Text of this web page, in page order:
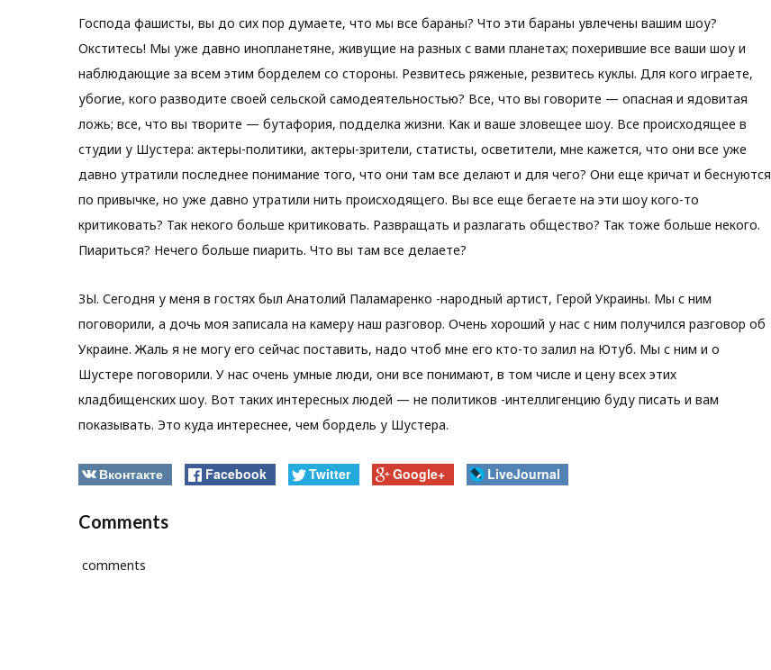
Господа фашисты, вы до сих пор думаете, что мы все бараны? Что эти бараны увлечены вашим шоу?
Окститесь! Мы уже давно инопланетяне, живущие на разных с вами планетах; похерившие все ваши шоу и
наблюдающие за всем этим борделем со стороны. Резвитесь ряженые, резвитесь куклы. Для кого играете,
убогие, кого разводите своей сельской самодеятельностью? Все, что вы говорите — опасная и ядовитая
ложь; все, что вы творите — бутафория, подделка жизни. Как и ваше зловещее шоу. Все происходящее в
студии у Шустера: актеры-политики, актеры-зрители, статисты, осветители, мне кажется, что они все уже
давно утратили последнее понимание того, что они там все делают и для чего? Они еще кричат и беснуются
по привычке, но уже давно утратили нить происходящего. Вы все еще бегаете на эти шоу кого-то
критиковать? Так некого больше критиковать. Развращать и разлагать общество? Так тоже больше некого.
Пиариться? Нечего больше пиарить. Что вы там все делаете?
ЗЫ. Сегодня у меня в гостях был Анатолий Паламаренко -народный артист, Герой Украины. Мы с ним
поговорили, а дочь моя записала на камеру наш разговор. Очень хороший у нас с ним получился разговор об
Украине. Жаль я не могу его сейчас поставить, надо чтоб мне его кто-то залил на Ютуб. Мы с ним и о
Шустере поговорили. У нас очень умные люди, они все понимают, в том числе и цену всех этих
кладбищенских шоу. Вот таких интересных людей — не политиков -интеллигенцию буду писать и вам
показывать. Это куда интереснее, чем бордель у Шустера.
Вконтакте Facebook Twitter Google+ LiveJournal
Comments
comments